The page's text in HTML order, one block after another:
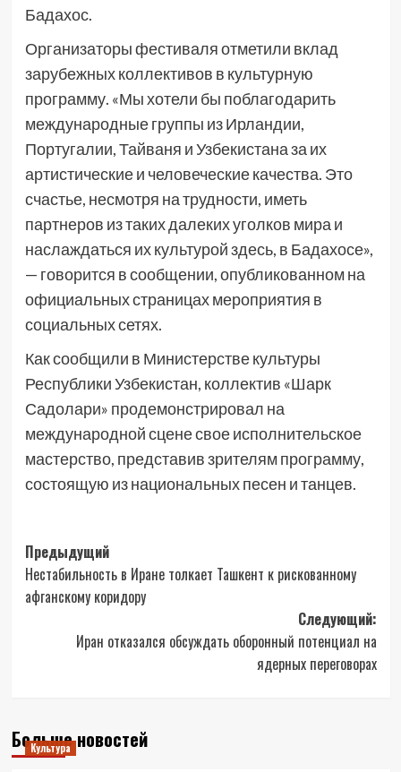
Бадахос.
Организаторы фестиваля отметили вклад
зарубежных коллективов в культурную
программу. «Мы хотели бы поблагодарить
международные группы из Ирландии,
Португалии, Тайваня и Узбекистана за их
артистические и человеческие качества. Это
счастье, несмотря на трудности, иметь
партнеров из таких далеких уголков мира и
наслаждаться их культурой здесь, в Бадахосе»,
— говорится в сообщении, опубликованном на
официальных страницах мероприятия в
социальных сетях.
Как сообщили в Министерстве культуры
Республики Узбекистан, коллектив «Шарк
Садолари» продемонстрировал на
международной сцене свое исполнительское
мастерство, представив зрителям программу,
состоящую из национальных песен и танцев.
Навигация
записи
Предыдущий
Нестабильность в Иране толкает Ташкент к рискованному
афганскому коридору
Следующий:
Иран отказался обсуждать оборонный потенциал на
ядерных переговорах
Больше новостей
Культура